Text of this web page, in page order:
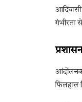
गंभीरता
फिलहाल